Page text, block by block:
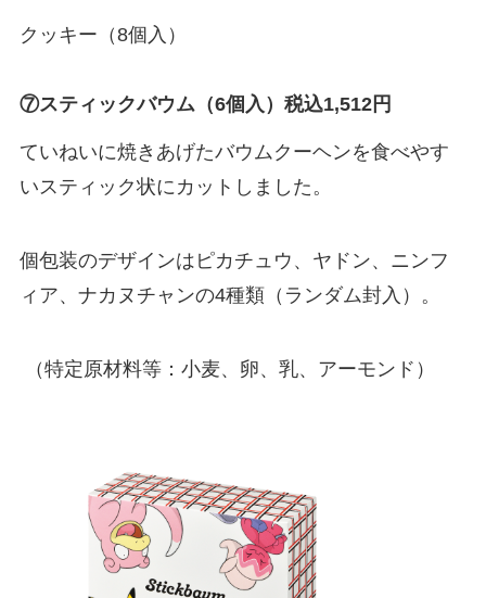
クッキー（8個入）
⑦スティックバウム（6個入）税込1,512円
ていねいに焼きあげたバウムクーヘンを食べやす
いスティック状にカットしました。
個包装のデザインはピカチュウ、ヤドン、ニンフ
ィア、ナカヌチャンの4種類（ランダム封入）。
（特定原材料等：小麦、卵、乳、アーモンド）